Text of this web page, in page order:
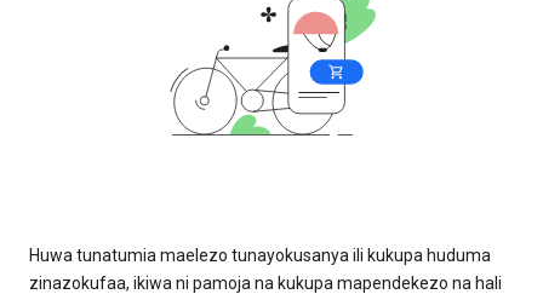
Huwa tunatumia maelezo tunayokusanya ili kukupa huduma
zinazokufaa, ikiwa ni pamoja na kukupa mapendekezo na hali